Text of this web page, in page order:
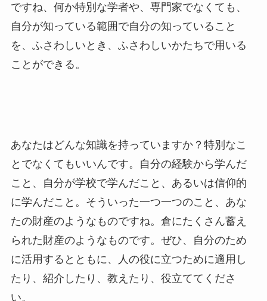
ですね、何か特別な学者や、専門家でなくても、
自分が知っている範囲で自分の知っていること
を、ふさわしいとき、ふさわしいかたちで用いる
ことができる。
あなたはどんな知識を持っていますか？特別なこ
とでなくてもいいんです。自分の経験から学んだ
こと、自分が学校で学んだこと、あるいは信仰的
に学んだこと。そういった一つ一つのこと、あな
たの財産のようなものですね。倉にたくさん蓄え
られた財産のようなものです。ぜひ、自分のため
に活用するとともに、人の役に立つために適用し
たり、紹介したり、教えたり、役立ててくださ
い。